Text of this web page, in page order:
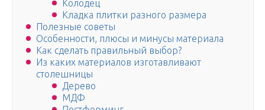
Колодец
Кладка плитки разного размера
Полезные советы
Особенности, плюсы и минусы материала
Как сделать правильный выбор?
Из каких материалов изготавливают
столешницы
Дерево
МДФ